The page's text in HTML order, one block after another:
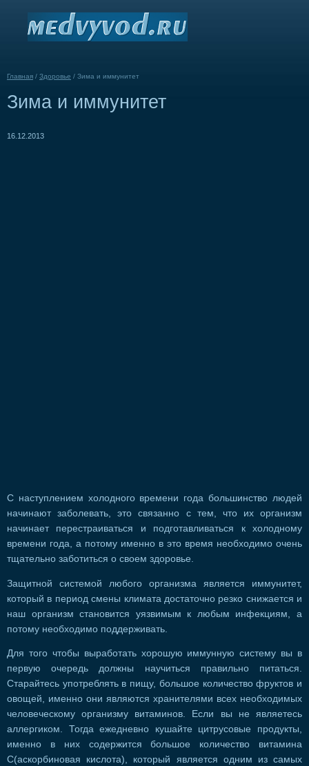
Главная / Здоровье / Зима и иммунитет
Зима и иммунитет
16.12.2013
С наступлением холодного времени года большинство людей
начинают заболевать, это связанно с тем, что их организм
начинает перестраиваться и подготавливаться к холодному
времени года, а потому именно в это время необходимо очень
тщательно заботиться о своем здоровье.
Защитной системой любого организма является иммунитет,
который в период смены климата достаточно резко снижается и
наш организм становится уязвимым к любым инфекциям, а
потому необходимо поддерживать.
Для того чтобы выработать хорошую иммунную систему вы в
первую очередь должны научиться правильно питаться.
Старайтесь употреблять в пищу, большое количество фруктов и
овощей, именно они являются хранителями всех необходимых
человеческому организму витаминов. Если вы не являетесь
аллергиком. Тогда ежедневно кушайте цитрусовые продукты,
именно в них содержится большое количество витамина
С(аскорбиновая кислота), который является одним из самых